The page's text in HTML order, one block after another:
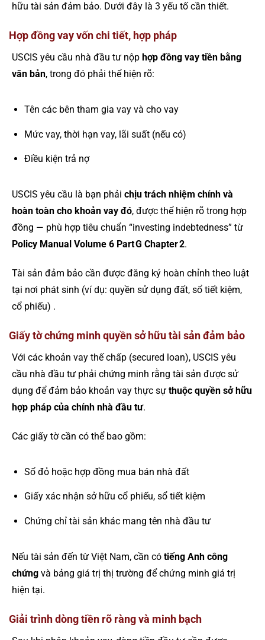
hữu tài sản đảm bảo. Dưới đây là 3 yếu tố cần thiết.
Hợp đồng vay vốn chi tiết, hợp pháp
USCIS yêu cầu nhà đầu tư nộp hợp đồng vay tiền bằng
văn bản, trong đó phải thể hiện rõ:
Tên các bên tham gia vay và cho vay
Mức vay, thời hạn vay, lãi suất (nếu có)
Điều kiện trả nợ
USCIS yêu cầu là bạn phải chịu trách nhiệm chính và
hoàn toàn cho khoản vay đó, được thể hiện rõ trong hợp
đồng — phù hợp tiêu chuẩn “investing indebtedness” từ
Policy Manual Volume 6 Part G Chapter 2.
Tài sản đảm bảo cần được đăng ký hoàn chỉnh theo luật
tại nơi phát sinh (ví dụ: quyền sử dụng đất, sổ tiết kiệm,
cổ phiếu) .
Giấy tờ chứng minh quyền sở hữu tài sản đảm bảo
Với các khoản vay thế chấp (secured loan), USCIS yêu
cầu nhà đầu tư phải chứng minh rằng tài sản được sử
dụng để đảm bảo khoản vay thực sự thuộc quyền sở hữu
hợp pháp của chính nhà đầu tư.
Các giấy tờ cần có thể bao gồm:
Sổ đỏ hoặc hợp đồng mua bán nhà đất
Giấy xác nhận sở hữu cổ phiếu, sổ tiết kiệm
Chứng chỉ tài sản khác mang tên nhà đầu tư
Nếu tài sản đến từ Việt Nam, cần có tiếng Anh công
chứng và bảng giá trị thị trường để chứng minh giá trị
hiện tại.
Giải trình dòng tiền rõ ràng và minh bạch